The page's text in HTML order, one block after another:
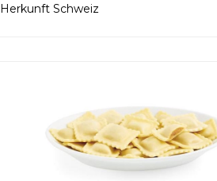
Herkunft Schweiz